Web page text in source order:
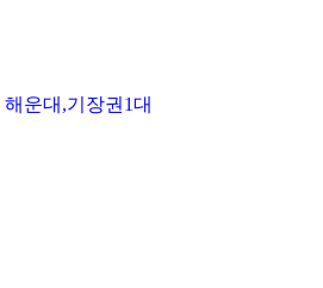
운대,기장권1대